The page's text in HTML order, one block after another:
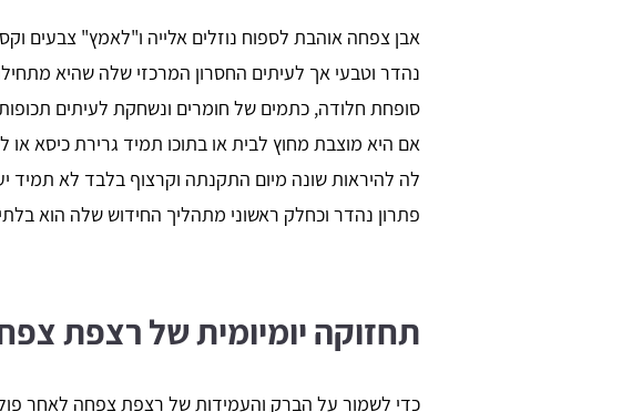
אבן צפחה אוהבת לספוח נוזלים אלייה ו"לאמץ" צבעים
נהדר וטבעי אך לעיתים החסרון המרכזי שלה שהיא
סופחת חלודה, כתמים של חומרים ונשחקת לעיתים
אם היא מוצבת מחוץ לבית או בתוכו תמיד גרירת כיסא או
לה להיראות שונה מיום התקנתה וקרצוף בלבד לא תמיד
פתרון נהדר וכחלק ראשוני מתהליך החידוש שלה הוא
תחזוקה יומיומית של רצפת
כדי לשמור על הברק והעמידות של רצפת צפחה לאחר